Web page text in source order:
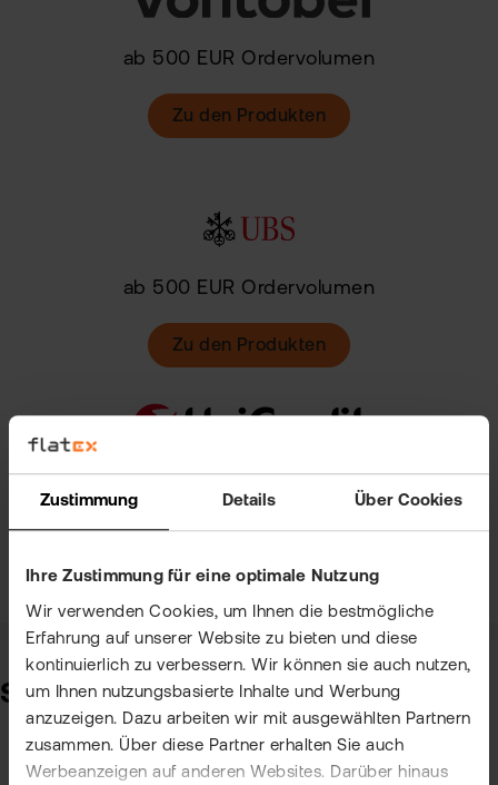
Zustimmung Details Über Cookies
Ihre Zustimmung für eine optimale Nutzung
Wir verwenden Cookies, um Ihnen die bestmögliche
Erfahrung auf unserer Website zu bieten und diese
kontinuierlich zu verbessern. Wir können sie auch nutzen,
um Ihnen nutzungsbasierte Inhalte und Werbung
anzuzeigen. Dazu arbeiten wir mit ausgewählten Partnern
zusammen. Über diese Partner erhalten Sie auch
Werbeanzeigen auf anderen Websites. Darüber hinaus
ab 500 EUR Ordervolumen
Zu den Produkten
ab 500 EUR Ordervolumen
Zu den Produkten
ab 500 EUR Ordervolumen
Sonstige Emittenten